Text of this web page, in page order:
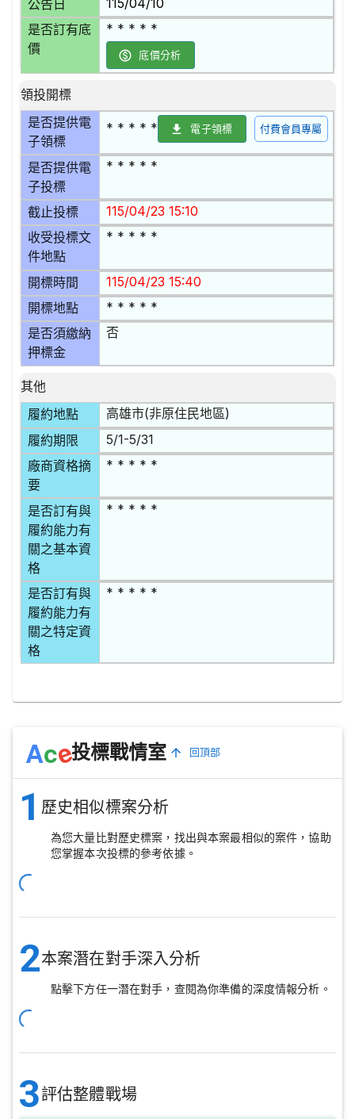
公告日
是否訂有底
價
* * * * *
底價分析
領投開標
是否提供電
子領標
* * * * * 電子領標 付費會員專屬
是否提供電
子投標
* * * * *
截止投標 115/04/23 15:10
收受投標文
件地點
* * * * *
開標時間 115/04/23 15:40
開標地點 * * * * *
是否須繳納
押標金
否
其他
履約地點
高雄市(非原住民地區)
履約期限 5/1-5/31
廠商資格摘
要
* * * * *
是否訂有與
履約能力有
關之基本資
格
* * * * *
是否訂有與
履約能力有
關之特定資
格
* * * * *
Ace投標戰情室 回頂部
1 歷史相似標案分析
為您大量比對歷史標案，找出與本案最相似的案件，協助
您掌握本次投標的參考依據。
2本案潛在對手深入分析
點擊下方任一潛在對手，查閱為你準備的深度情報分析。
3評估整體戰場